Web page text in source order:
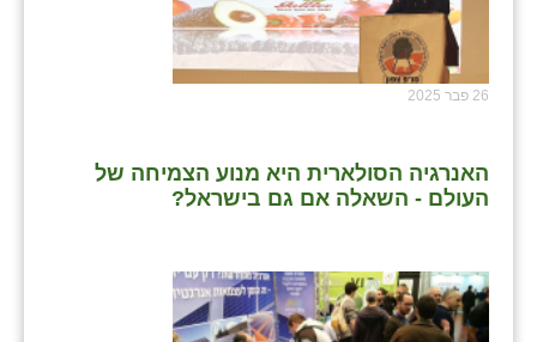
26 פבר 2025
האנרגיה הסולארית היא מנוע הצמיחה של
העולם - השאלה אם גם בישראל?